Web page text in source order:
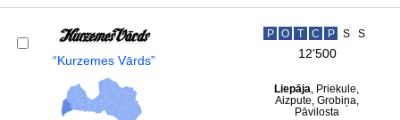
“Kurzemes Vārds”
P O T C P S S
12'500
Liepāja, Priekule,
Aizpute, Grobiņa,
Pāvilosta